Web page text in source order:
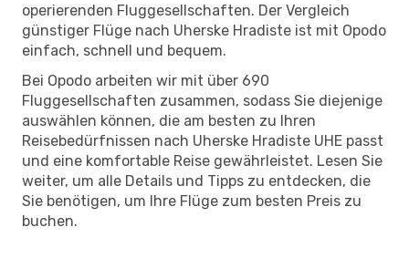
operierenden Fluggesellschaften. Der Vergleich
günstiger Flüge nach Uherske Hradiste ist mit Opodo
einfach, schnell und bequem.
Bei Opodo arbeiten wir mit über 690
Fluggesellschaften zusammen, sodass Sie diejenige
auswählen können, die am besten zu Ihren
Reisebedürfnissen nach Uherske Hradiste UHE passt
und eine komfortable Reise gewährleistet. Lesen Sie
weiter, um alle Details und Tipps zu entdecken, die
Sie benötigen, um Ihre Flüge zum besten Preis zu
buchen.